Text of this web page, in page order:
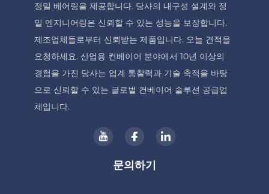
정밀 베어링을 제공합니다. 당사의 내구성 설계와 정
밀 엔지니어링은 신뢰할 수 있는 성능을 보장합니다.
제조업체들로부터 신뢰받는 제품입니다. 오늘 견적을
요청하세요. 산업용 컨베이어 분야에서 10년 이상의
경험을 가진 당사는 업계 통찰력과 기술 축적을 바탕
으로 신뢰할 수 있는 글로벌 컨베이어 솔루션 공급업
체입니다.
문의하기